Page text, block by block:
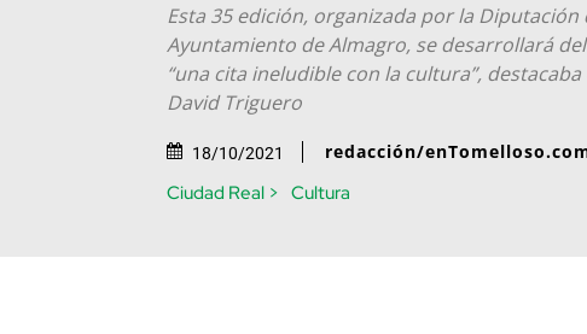
Esta 35 edición, organizada por la Diputación
Ayuntamiento de Almagro, se desarrollará
“una cita ineludible con la cultura”,
David Triguero
18/10/2021 redacción/
Ciudad Real > Cultura